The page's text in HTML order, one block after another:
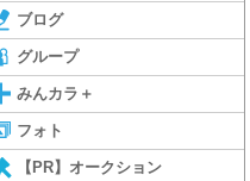
ブログ
グループ
みんカラ＋
フォト
【PR】オークション